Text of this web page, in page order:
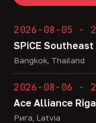
2026-08-05 -
SPiCE
Bangkok, Thailand
2026-08-06 -
Ace Alliance
Рига, Latvia